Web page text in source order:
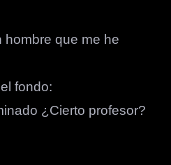
hombre que me he
fondo:
¿Cierto profesor?